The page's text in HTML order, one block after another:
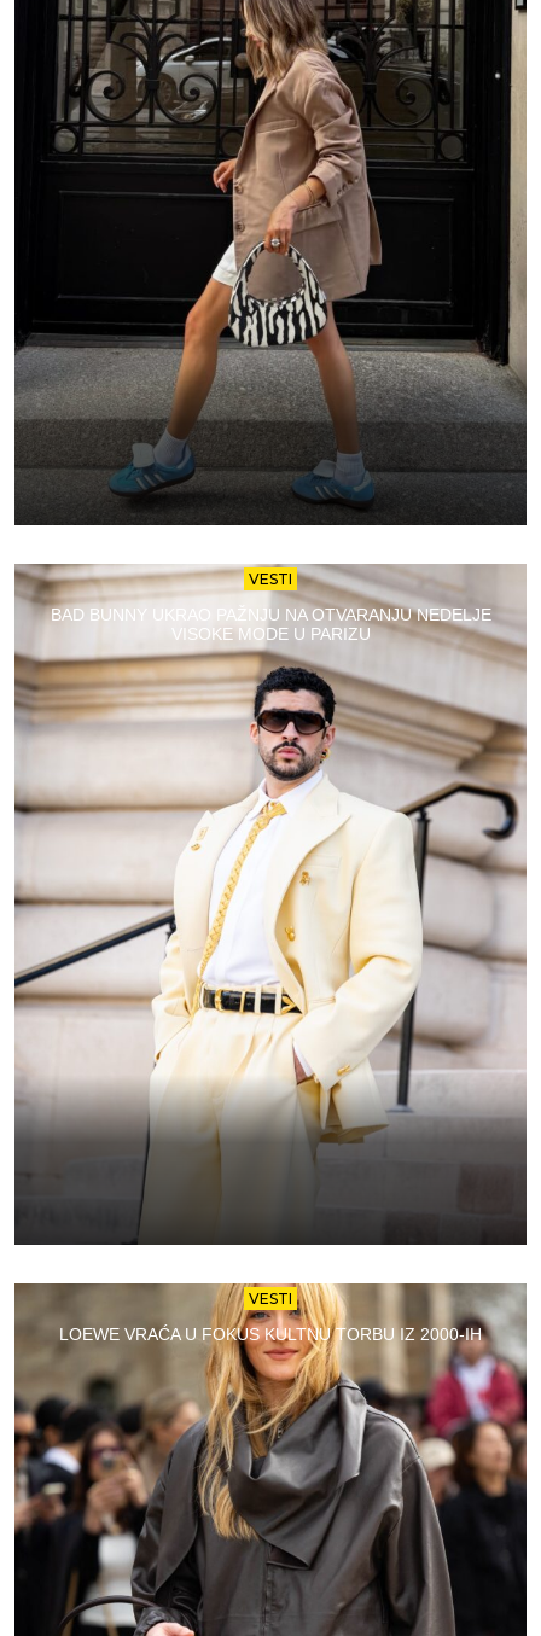
VESTI
BAD BUNNY UKRAO PAŽNJU NA OTVARANJU NEDELJE
VISOKE MODE U PARIZU
VESTI
LOEWE VRAĆA U FOKUS KULTNU TORBU IZ 2000-IH